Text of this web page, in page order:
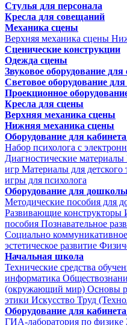
Стулья для персонала
Кресла для совещаний
Механика сцены
Верхняя механика сцены
Сценические конструкции
Одежда сцены
Звуковое оборудование для
Световое оборудование
Проекционное
Кресла для сцены
Верхняя механика сцены
Нижняя механика сцены
Оборудование для кабинета
Набор психолога с
Диагностические материалы
игр Материалы для детского
игры для психолога
Оборудование для
Методические пособия для
Развивающие конструкторы
пособия Познавательное
Социально
эстетическое развитие
Начальная школа
Технические средства
информатика
(окружающий мир) Основы
этики Искусство Труд
Оборудование для
ГИА-лаборатория по физике